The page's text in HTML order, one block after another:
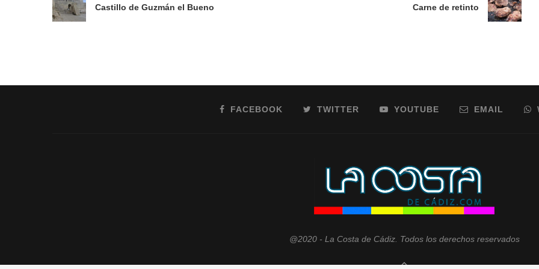
Castillo de Guzmán el Bueno Carne de retinto
FACEBOOK TWITTER YOUTUBE EMAIL
@2020 - La Costa de Cádiz. Todos los derechos reservados